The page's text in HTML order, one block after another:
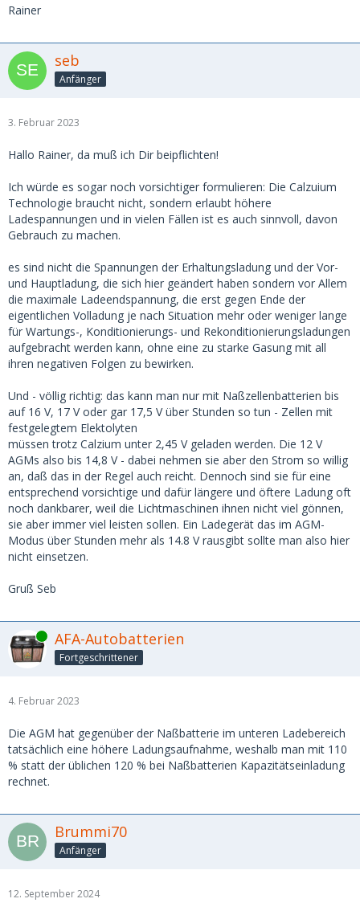
Rainer
seb
Anfänger
3. Februar 2023
Hallo Rainer, da muß ich Dir beipflichten!
Ich würde es sogar noch vorsichtiger formulieren: Die Calzuium
Technologie braucht nicht, sondern erlaubt höhere
Ladespannungen und in vielen Fällen ist es auch sinnvoll, davon
Gebrauch zu machen.
es sind nicht die Spannungen der Erhaltungsladung und der Vor-
und Hauptladung, die sich hier geändert haben sondern vor Allem
die maximale Ladeendspannung, die erst gegen Ende der
eigentlichen Volladung je nach Situation mehr oder weniger lange
für Wartungs-, Konditionierungs- und Rekonditionierungsladungen
aufgebracht werden kann, ohne eine zu starke Gasung mit all
ihren negativen Folgen zu bewirken.
Und - völlig richtig: das kann man nur mit Naßzellenbatterien bis
auf 16 V, 17 V oder gar 17,5 V über Stunden so tun - Zellen mit
festgelegtem Elektolyten
müssen trotz Calzium unter 2,45 V geladen werden. Die 12 V
AGMs also bis 14,8 V - dabei nehmen sie aber den Strom so willig
an, daß das in der Regel auch reicht. Dennoch sind sie für eine
entsprechend vorsichtige und dafür längere und öftere Ladung oft
noch dankbarer, weil die Lichtmaschinen ihnen nicht viel gönnen,
sie aber immer viel leisten sollen. Ein Ladegerät das im AGM-
Modus über Stunden mehr als 14.8 V rausgibt sollte man also hier
nicht einsetzen.
Gruß Seb
Online AFA-Autobatterien
Fortgeschrittener
4. Februar 2023
Die AGM hat gegenüber der Naßbatterie im unteren Ladebereich
tatsächlich eine höhere Ladungsaufnahme, weshalb man mit 110
% statt der üblichen 120 % bei Naßbatterien Kapazitätseinladung
rechnet.
Brummi70
Anfänger
12. September 2024